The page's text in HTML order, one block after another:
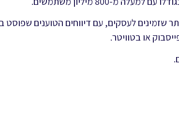
שזמינים לעסקים, עם דיווחים הטוענים שפוסט